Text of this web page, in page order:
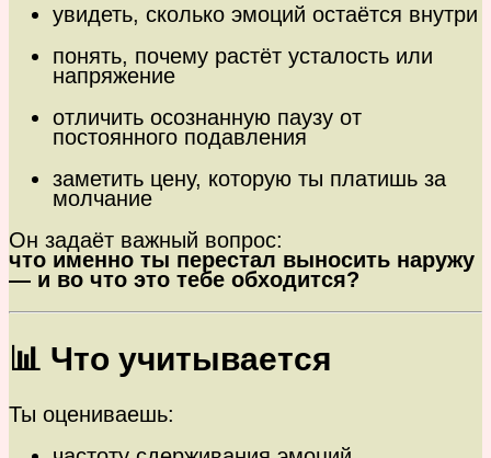
увидеть, сколько эмоций остаётся внутри
понять, почему растёт усталость или
напряжение
отличить осознанную паузу от
постоянного подавления
заметить цену, которую ты платишь за
молчание
Он задаёт важный вопрос:
что именно ты перестал выносить наружу
— и во что это тебе обходится?
📊 Что учитывается
Ты оцениваешь: